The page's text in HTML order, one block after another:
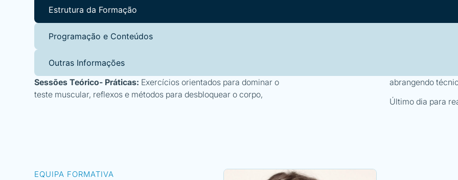
Estrutura da Formação
Programação e Conteúdos
Outras Informações
Sessões Teórico- Práticas: Exercícios orientados para dominar o
teste muscular, reflexos e métodos para desbloquear o corpo,
abrangendo
Último dia para
EQUIPA FORMATIVA